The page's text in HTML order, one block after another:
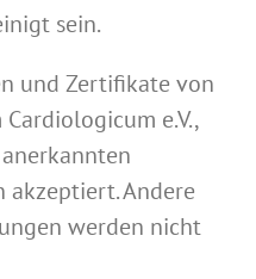
sein.
und Zertifikate von
Cardiologicum e.V.,
akzeptiert. Andere
werden nicht